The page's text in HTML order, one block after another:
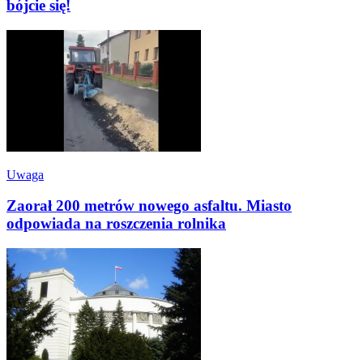
bójcie się!
Uwaga
Zaorał 200 metrów nowego asfaltu. Miasto
odpowiada na roszczenia rolnika